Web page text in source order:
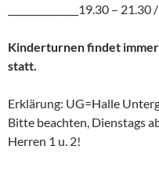
_______________19.30 –
Kinderturnen findet immer
statt.
Erklärung: UG=Halle
Bitte beachten, Dienstags
Herren 1 u. 2!